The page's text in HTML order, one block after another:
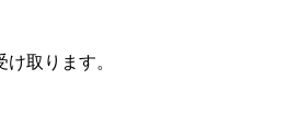
取ります。